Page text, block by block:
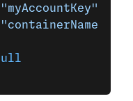
"myAccountKey"
"containerName"